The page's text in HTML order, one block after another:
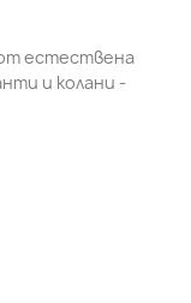
естествена
и колани -